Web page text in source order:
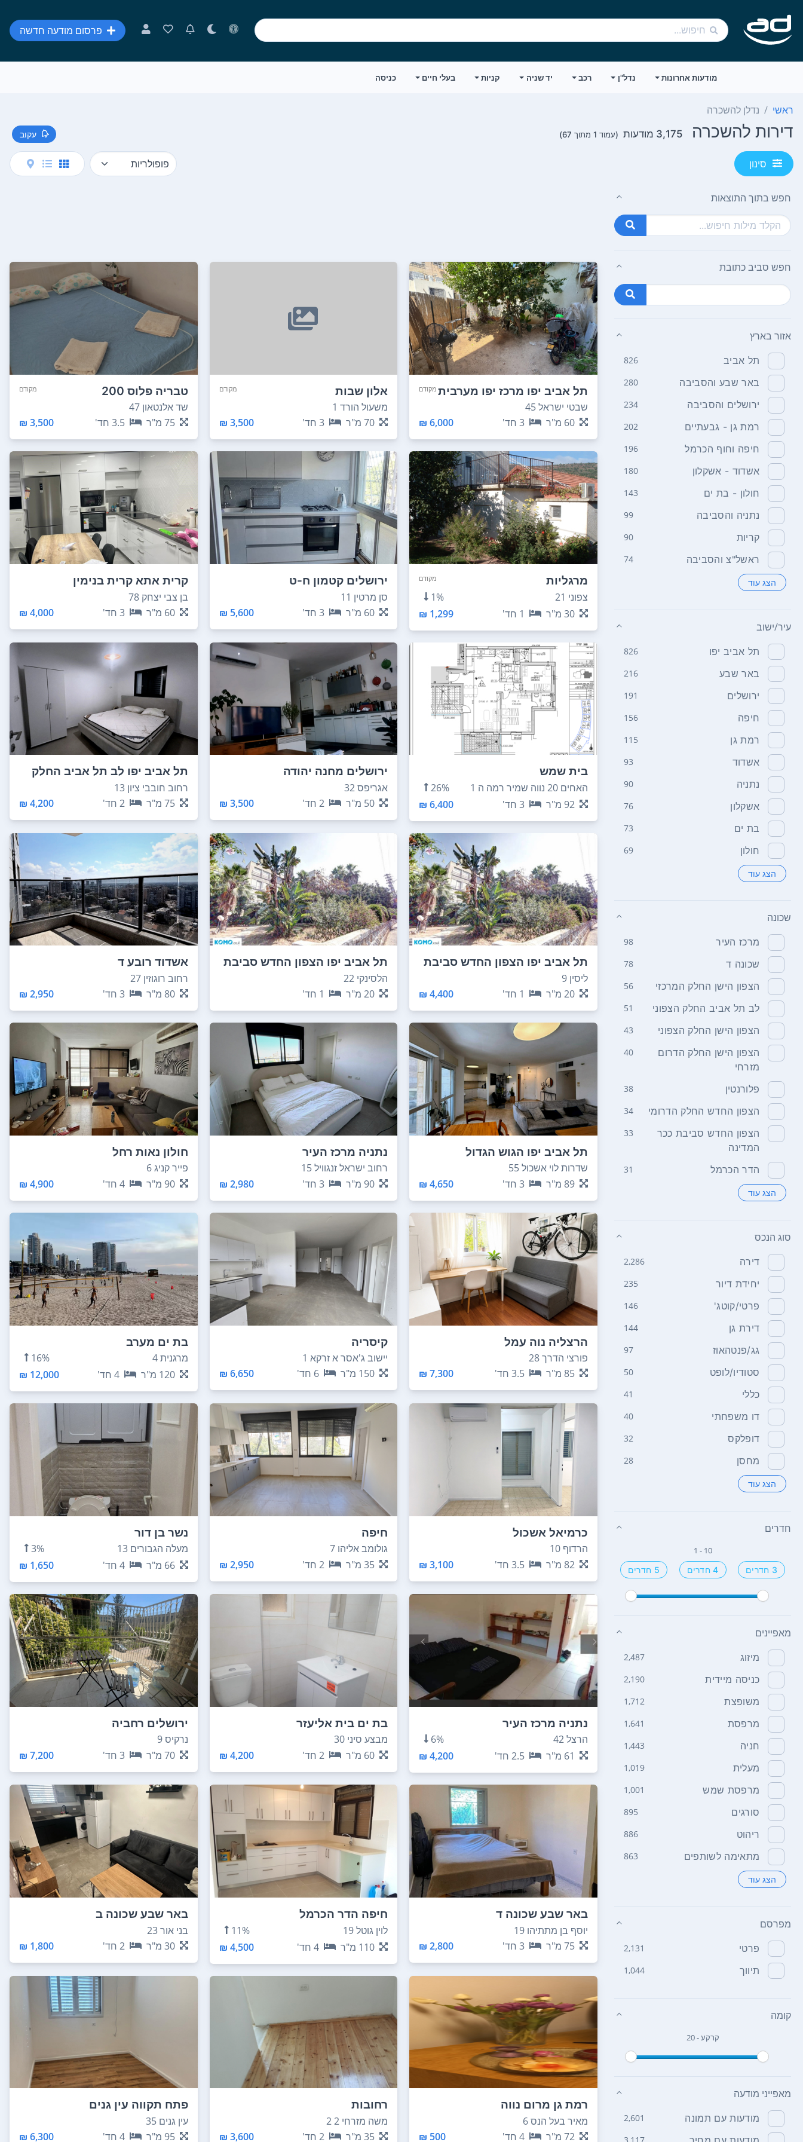
פרסום מודעה חדשה
מודעות אחרונות נדל"ן רכב יד שניה קניות בעלי חיים כניסה
ראשי נדלן להשכרה
דירות להשכרה 3,175 מודעות (עמוד 1 מתוך 67) עקוב
סינון
חפש בתוך התוצאות
חפש סביב כתובת
אזור בארץ
תל אביב 826
באר שבע והסביבה 280
ירושלים והסביבה 234
רמת גן - גבעתיים 202
חיפה וחוף הכרמל 196
אשדוד - אשקלון 180
חולון - בת ים 143
נתניה והסביבה 99
קריות 90
ראשל"צ והסביבה 74
הצג עוד
עיר/ישוב
תל אביב יפו 826
באר שבע 216
ירושלים 191
חיפה 156
רמת גן 115
אשדוד 93
נתניה 90
אשקלון 76
בת ים 73
חולון 69
הצג עוד
שכונה
מרכז העיר 98
שכונה ד 78
הצפון הישן החלק המרכזי 56
לב תל אביב החלק הצפוני 51
הצפון הישן החלק הצפוני 43
הצפון הישן החלק הדרום
מזרחי
40
פלורנטין 38
הצפון החדש החלק הדרומי 34
הצפון החדש סביבת ככר
המדינה
33
הדר הכרמל 31
הצג עוד
סוג הנכס
דירה 2,286
יחידת דיור 235
פרטי/קוטג' 146
דירת גן 144
גג/פנטהאוז 97
סטודיו/לופט 50
כללי 41
דו משפחתי 40
דופלקס 32
מחסן 28
הצג עוד
חדרים
1 - 10
3 חדרים 4 חדרים 5 חדרים
מאפיינים
מיזוג 2,487
כניסה מיידית 2,190
משופצת 1,712
מרפסת 1,641
חניה 1,443
מעלית 1,019
מרפסת שמש 1,001
סורגים 895
ריהוט 886
מתאימה לשותפים 863
הצג עוד
מפרסם
פרטי 2,131
תיווך 1,044
קומה
קרקע - 20
מאפייני מודעה
מודעות עם תמונה 2,601
תל אביב יפו מרכז יפו מערבית
לשדרות ירושלים
מקודם
שבטי ישראל 45
60 מ"ר 3 חד' 6,000 ₪
אלון שבות מקודם
משעול הורד 1
70מ"ר 3חד' 3,500 ₪
טבריה פלוס 200 מקודם
שד אלנטאון 47
75 מ"ר 3.5 חד' 3,500 ₪
מרגליות מקודם
צפוני 21
1%
30 מ"ר 1 חד' 1,299 ₪
ירושלים קטמון ח-ט
סן מרטין 11
60 מ"ר 3חד' 5,600 ₪
קרית אתא קרית בנימין
בן צבי יצחק 78
60 מ"ר 3 חד' 4,000 ₪
בית שמש
האחים 20 נווה שמיר רמה ה 1
26%
92 מ"ר 3 חד' 6,400 ₪
ירושלים מחנה יהודה
אגריפס 32
50 מ"ר 2חד' 3,500 ₪
תל אביב יפו לב תל אביב החלק
הצפוני
רחוב חובבי ציון 13
75 מ"ר 2 חד' 4,200 ₪
תל אביב יפו הצפון החדש סביבת
ככר המדינה
ליסין 9
20 מ"ר 1 חד' 4,400 ₪
תל אביב יפו הצפון החדש סביבת
ככר המדינה
הלסינקי 22
20מ"ר 1 חד'
אשדוד רובע ד
רחוב רוגוזין 27
80 מ"ר 3 חד' 2,950 ₪
תל אביב יפו הגוש הגדול
שדרות לוי אשכול 55
89 מ"ר 3 חד' 4,650 ₪
נתניה מרכז העיר
רחוב ישראל זנגוויל 15
90 מ"ר 3חד' 2,980 ₪
חולון נאות רחל
פייר קניג 6
90 מ"ר 4 חד' 4,900 ₪
הרצליה נוה עמל
פורצי הדרך 28
85 מ"ר 3.5 חד' 7,300 ₪
קיסריה
יישוב ג'אסר א זרקא 1
150 מ"ר 6 חד' 6,650 ₪
בת ים מערב
מרגנית 4
16%
120 מ"ר 4 חד' 12,000 ₪
כרמיאל אשכול
הרדוף 10
82 מ"ר 3.5 חד' 3,100 ₪
חיפה
גולומב אליהו 7
35מ"ר 2חד' 2,950 ₪
נשר בן דור
מעלה הגבורים 13
3%
66 מ"ר 4 חד' 1,650 ₪
נתניה מרכז העיר
הרצל 42
6%
61 מ"ר 2.5 חד' 4,200 ₪
בת ים בית אליעזר
מבצע סיני 30
60 מ"ר 2חד' 4,200 ₪
ירושלים רחביה
נרקיס 9
70 מ"ר 3 חד' 7,200 ₪
באר שבע שכונה ד
יוסף בן מתתיהו 19
75 מ"ר 3 חד' 2,800 ₪
חיפה הדר הכרמל
לוין גוטל 19
11%
110 מ"ר 4חד' 4,500 ₪
באר שבע שכונה ב
בני אור 23
30 מ"ר 2 חד' 1,800 ₪
רמת גן מרום נווה
מאיר בעל הנס 6
72 מ"ר 4 חד' 500 ₪
רחובות
משה מזרחי 2 2
35מ"ר 2חד' 3,600 ₪
פתח תקווה עין גנים
עין גנים 35
95 מ"ר 4 חד' 6,300 ₪